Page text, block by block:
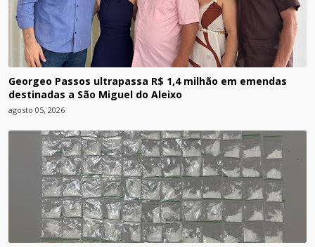
Georgeo Passos ultrapassa R$ 1,4 milhão em emendas
destinadas a São Miguel do Aleixo
agosto 05, 2026